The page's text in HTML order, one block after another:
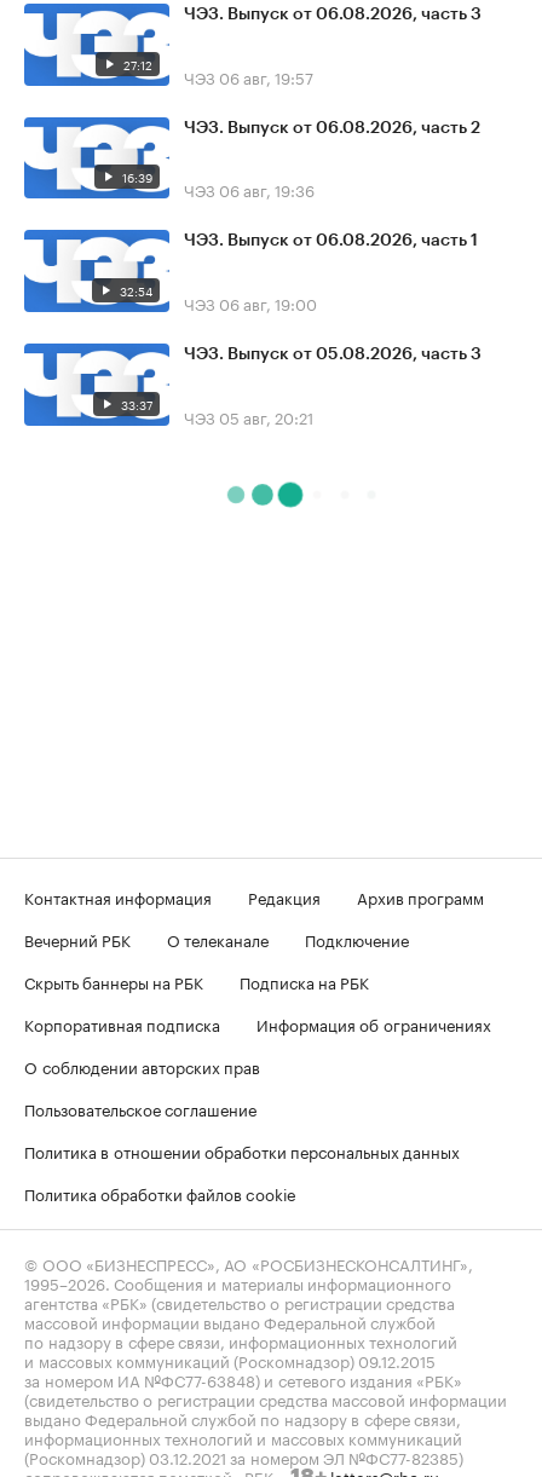
27:12
ЧЭЗ. Выпуск от 06.08.2026, часть 3
ЧЭЗ 06 авг, 19:57
16:39
ЧЭЗ. Выпуск от 06.08.2026, часть 2
ЧЭЗ 06 авг, 19:36
32:54
ЧЭЗ. Выпуск от 06.08.2026, часть 1
ЧЭЗ 06 авг, 19:00
33:37
ЧЭЗ. Выпуск от 05.08.2026, часть 3
ЧЭЗ 05 авг, 20:21
Контактная информация Редакция
Архив программ
Вечерний РБК
О телеканале
Подключение
Скрыть баннеры на РБК
Подписка на РБК
Корпоративная подписка
Информация об ограничениях
О соблюдении авторских прав
Пользовательское соглашение
Политика в отношении обработки персональных данных
Политика обработки файлов cookie
© ООО «БИЗНЕСПРЕСС», АО «РОСБИЗНЕСКОНСАЛТИНГ»,
1995–2026 . Сообщения и материалы информационного
агентства «РБК» (свидетельство о регистрации средства
массовой информации выдано Федеральной службой
по надзору в сфере связи, информационных технологий
и массовых коммуникаций (Роскомнадзор) 09.12.2015
за номером ИА №ФС77-63848) и сетевого издания «РБК»
(свидетельство о регистрации средства массовой информации
выдано Федеральной службой по надзору в сфере связи,
информационных технологий и массовых коммуникаций
(Роскомнадзор) 03.12.2021 за номером ЭЛ №ФС77-82385)